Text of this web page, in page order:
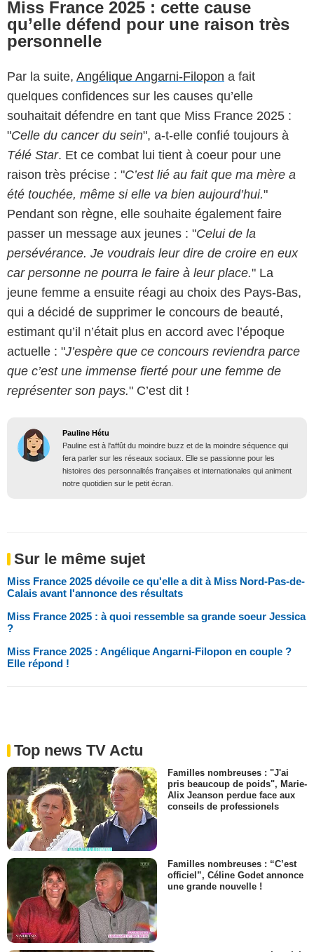
Miss France 2025 : cette cause
qu’elle défend pour une raison très
personnelle
Par la suite, Angélique Angarni-Filopon a fait
quelques confidences sur les causes qu’elle
souhaitait défendre en tant que Miss France 2025 :
"Celle du cancer du sein", a-t-elle confié toujours à
Télé Star. Et ce combat lui tient à coeur pour une
raison très précise : "C’est lié au fait que ma mère a
été touchée, même si elle va bien aujourd’hui."
Pendant son règne, elle souhaite également faire
passer un message aux jeunes : "Celui de la
persévérance. Je voudrais leur dire de croire en eux
car personne ne pourra le faire à leur place." La
jeune femme a ensuite réagi au choix des Pays-Bas,
qui a décidé de supprimer le concours de beauté,
estimant qu’il n’était plus en accord avec l’époque
actuelle : "J’espère que ce concours reviendra parce
que c’est une immense fierté pour une femme de
représenter son pays." C’est dit !
Pauline Hétu
Pauline est à l'affût du moindre buzz et de la moindre séquence qui
fera parler sur les réseaux sociaux. Elle se passionne pour les
histoires des personnalités françaises et internationales qui animent
notre quotidien sur le petit écran.
Sur le même sujet
Miss France 2025 dévoile ce qu'elle a dit à Miss Nord-Pas-de-
Calais avant l'annonce des résultats
Miss France 2025 : à quoi ressemble sa grande soeur Jessica
?
Miss France 2025 : Angélique Angarni-Filopon en couple ?
Elle répond !
Top news TV Actu
Familles nombreuses : "J'ai
pris beaucoup de poids", Marie-
Alix Jeanson perdue face aux
conseils de professionels
Familles nombreuses : “C’est
officiel”, Céline Godet annonce
une grande nouvelle !